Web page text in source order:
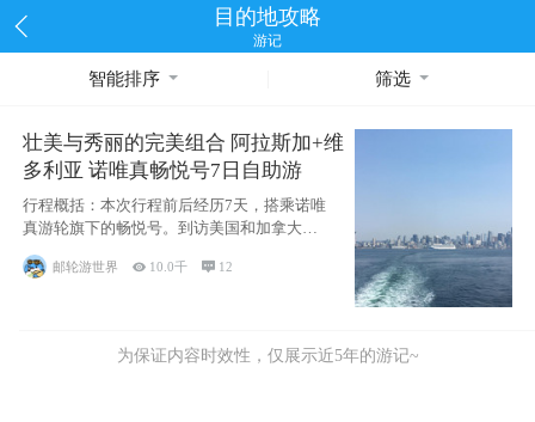
目的地攻略
游记
智能排序 筛选
壮美与秀丽的完美组合 阿拉斯加+维
多利亚 诺唯真畅悦号7日自助游
行程概括：本次行程前后经历7天，搭乘诺唯
真游轮旗下的畅悦号。到访美国和加拿大的4
个州/省：美国华盛顿州
邮轮游世界  10.0千  12
为保证内容时效性，仅展示近5年的游记~